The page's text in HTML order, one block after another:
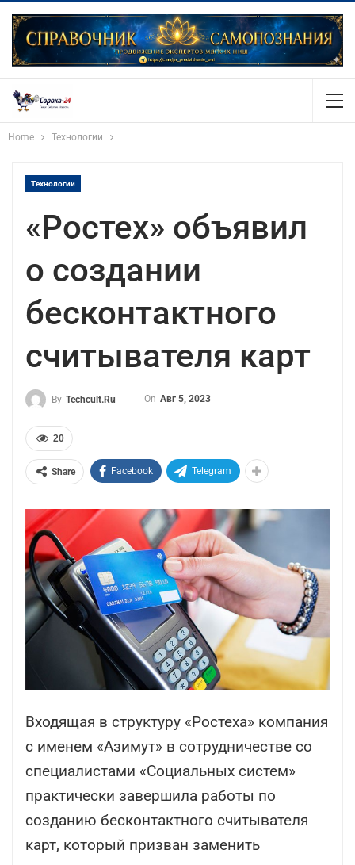
Home Технологии
Технологии
«Ростех» объявил
о создании
бесконтактного
считывателя карт
By Techcult.ru On Авг 5, 2023
20
Share Facebook Telegram
Входящая в структуру «Ростеха» компания
с именем «Азимут» в сотрудничестве со
специалистами «Социальных систем»
практически завершила работы по
созданию бесконтактного считывателя
карт, который призван заменить